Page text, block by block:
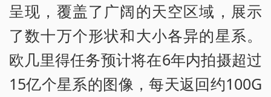
呈现，覆盖了广阔的天空区域，展示
了数十万个形状和大小各异的星系。
欧几里得任务预计将在6年内拍摄超过
15亿个星系的图像，每天返回约100G